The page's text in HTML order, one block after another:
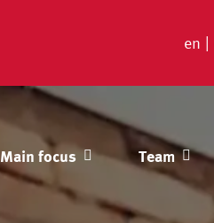
en |
Main focus Team